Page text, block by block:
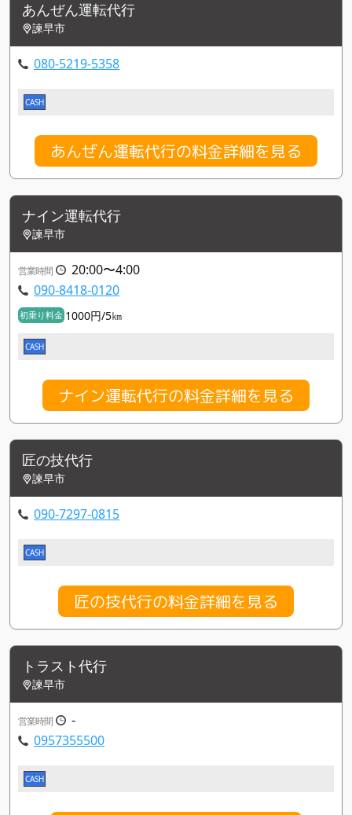
あんぜん運転代行
諫早市
080-5219-5358
CASH
あんぜん運転代行の料金詳細を見る
ナイン運転代行
諫早市
営業時間
20:00〜4:00
090-8418-0120
初乗り料金 1000円/5㎞
CASH
ナイン運転代行の料金詳細を見る
匠の技代行
諫早市
090-7297-0815
CASH
匠の技代行の料金詳細を見る
トラスト代行
諫早市
営業時間
-
0957355500
CASH